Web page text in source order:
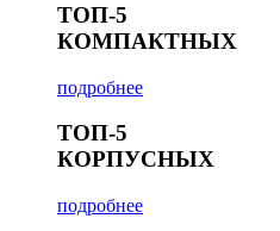
ТОП-5
КОМПАКТНЫХ
подробнее
ТОП-5
КОРПУСНЫХ
подробнее